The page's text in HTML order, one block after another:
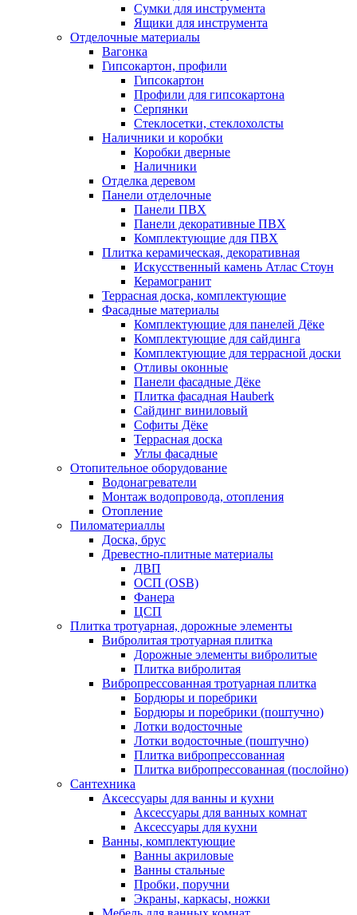
Сумки для инструмента
Ящики для инструмента
Отделочные материалы
Вагонка
Гипсокартон, профили
Гипсокартон
Профили для гипсокартона
Серпянки
Стеклосетки, стеклохолсты
Наличники и коробки
Коробки дверные
Наличники
Отделка деревом
Панели отделочные
Панели ПВХ
Панели декоративные ПВХ
Комплектующие для ПВХ
Плитка керамическая, декоративная
Искусственный камень Атлас Стоун
Керамогранит
Террасная доска, комплектующие
Фасадные материалы
Комплектующие для панелей Дёке
Комплектующие для сайдинга
Комплектующие для террасной доски
Отливы оконные
Панели фасадные Дёке
Плитка фасадная Hauberk
Сайдинг виниловый
Софиты Дёке
Террасная доска
Углы фасадные
Отопительное оборудование
Водонагреватели
Монтаж водопровода, отопления
Отопление
Пиломатериаллы
Доска, брус
Древестно-плитные материалы
ДВП
ОСП (OSB)
Фанера
ЦСП
Плитка тротуарная, дорожные элементы
Вибролитая тротуарная плитка
Дорожные элементы вибролитые
Плитка вибролитая
Вибропрессованная тротуарная плитка
Бордюры и поребрики
Бордюры и поребрики (поштучно)
Лотки водосточные
Лотки водосточные (поштучно)
Плитка вибропрессованная
Плитка вибропрессованная (послойно)
Сантехника
Аксессуары для ванны и кухни
Аксессуары для ванных комнат
Аксессуары для кухни
Ванны, комплектующие
Ванны акриловые
Ванны стальные
Пробки, поручни
Экраны, каркасы, ножки